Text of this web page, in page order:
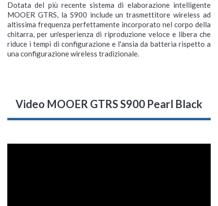
Dotata del più recente sistema di elaborazione intelligente
MOOER GTRS, la S900 include un trasmettitore wireless ad
altissima frequenza perfettamente incorporato nel corpo della
chitarra, per un'esperienza di riproduzione veloce e libera che
riduce i tempi di configurazione e l'ansia da batteria rispetto a
una configurazione wireless tradizionale.
Video MOOER GTRS S900 Pearl Black